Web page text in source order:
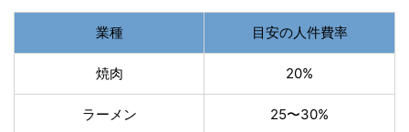
業種 目安の人件費率
焼肉 20%
ラーメン 25〜30%